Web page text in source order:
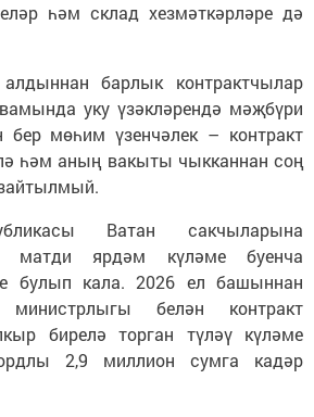
һәм склад хезмәткәрләре дә
барлык контрактчылар
уку үзәкләрендә мәҗбүри
бер мөһим үзенчәлек – контракт
һәм аның вакыты чыкканнан соң
Ватан сакчыларына
матди ярдәм күләме буенча
булып кала. 2026 ел башыннан
белән контракт
бирелә торган түләү күләме
2,9 миллион сумга кадәр